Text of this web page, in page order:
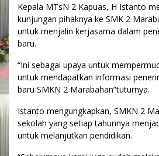
Kepala MTsN 2 Kapuas, H Istanto
kunjungan pihaknya ke SMK 2
untuk menjalin kerjasama dalam
baru.
“Ini sebagai upaya untuk
untuk mendapatkan informasi
baru SMKN 2 Marabahan”tuturnya.
Istanto mengungkapkan, SMKN 2
sekolah yang setiap tahunnya
untuk melanjutkan pendidikan.